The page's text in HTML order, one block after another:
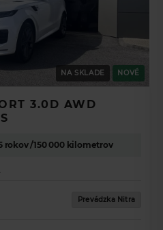
NA SKLADE NOVÉ
3.0D AWD
rokov /150 000 kilometrov
Prevádzka Nitra